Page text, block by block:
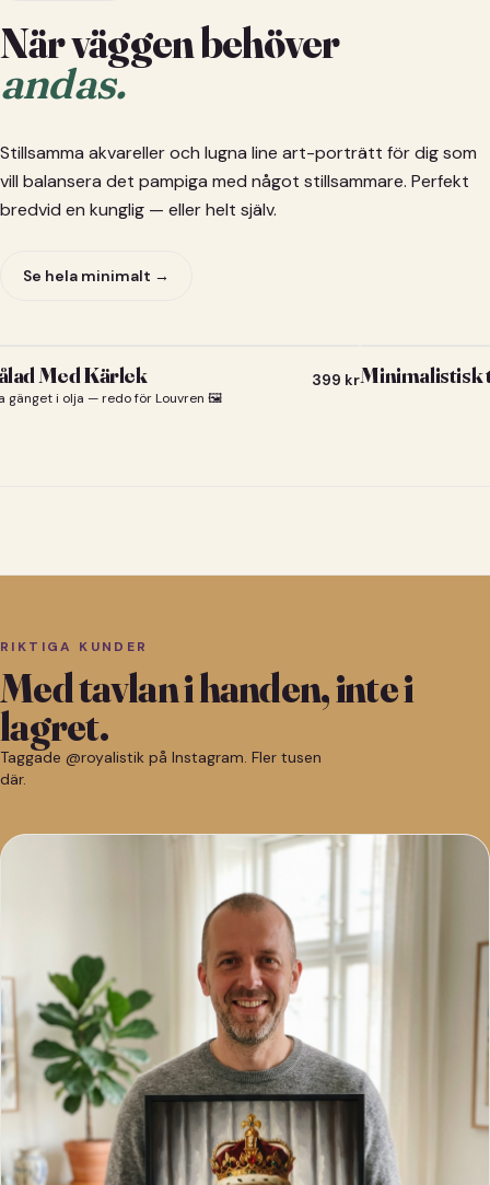
När väggen behöver
andas.
Stillsamma akvareller och lugna line art-porträtt för dig som
vill balansera det pampiga med något stillsammare. Perfekt
bredvid en kunglig — eller helt själv.
Se hela minimalt →
Med Kärlek
gänget i olja — redo för Louvren 🖼️
399 krMinimalistisk
RIKTIGA KUNDER
Med tavlan i handen, inte i
lagret.
Taggade @royalistik på Instagram. Fler tusen
där.